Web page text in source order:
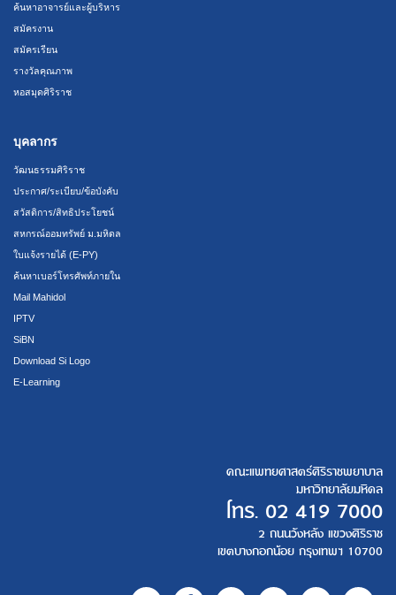
ค้นหาอาจารย์และผู้บริหาร
สมัครงาน
สมัครเรียน
รางวัลคุณภาพ
หอสมุดศิริราช
บุคลากร
วัฒนธรรมศิริราช
ประกาศ/ระเบียบ/ข้อบังคับ
สวัสดิการ/สิทธิประโยชน์
สหกรณ์ออมทรัพย์ ม.มหิดล
ใบแจ้งรายได้ (E-PY)
ค้นหาเบอร์โทรศัพท์ภายใน
Mail Mahidol
IPTV
SiBN
Download Si Logo
E-Learning
คณะแพทยศาสตร์ศิริราชพยาบาล
มหาวิทยาลัยมหิดล
โทร. 02 419 7000
2 ถนนวังหลัง แขวงศิริราช
เขตบางกอกน้อย กรุงเทพฯ 10700